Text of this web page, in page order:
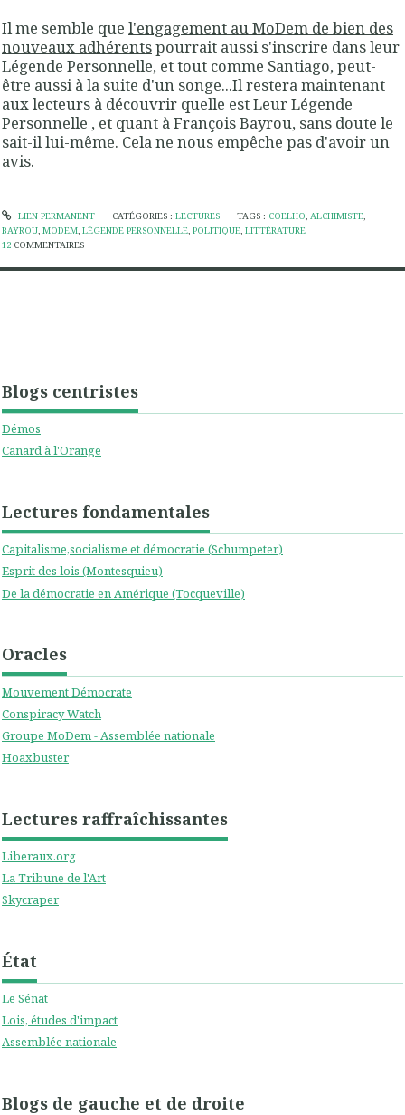
Blogs centristes
Démos
Canard à l'Orange
Lectures fondamentales
Capitalisme,socialisme et démocratie (Schumpeter)
Esprit des lois (Montesquieu)
De la démocratie en Amérique (Tocqueville)
Oracles
Mouvement Démocrate
Conspiracy Watch
Groupe MoDem - Assemblée nationale
Hoaxbuster
Lectures raffraîchissantes
Liberaux.org
La Tribune de l'Art
Skycraper
État
Le Sénat
Lois, études d'impact
Assemblée nationale
Blogs de gauche et de droite
Il me semble que l'engagement au MoDem de bien des
nouveaux adhérentspourrait aussi s'inscrire dans leur
Légende Personnelle, et tout comme Santiago, peut-
être aussi à la suite d'un songe...Il restera maintenant
aux lecteurs à découvrir quelle est Leur Légende
Personnelle , et quant à François Bayrou, sans doute le
sait-il lui-même. Cela ne nous empêche pas d'avoir un
avis.
LIEN PERMANENT CATÉGORIES : LECTURES TAGS : COELHO,ALCHIMISTE,
BAYROU, MODEM, LÉGENDE PERSONNELLE, POLITIQUE, LITTÉRATURE
12 COMMENTAIRES